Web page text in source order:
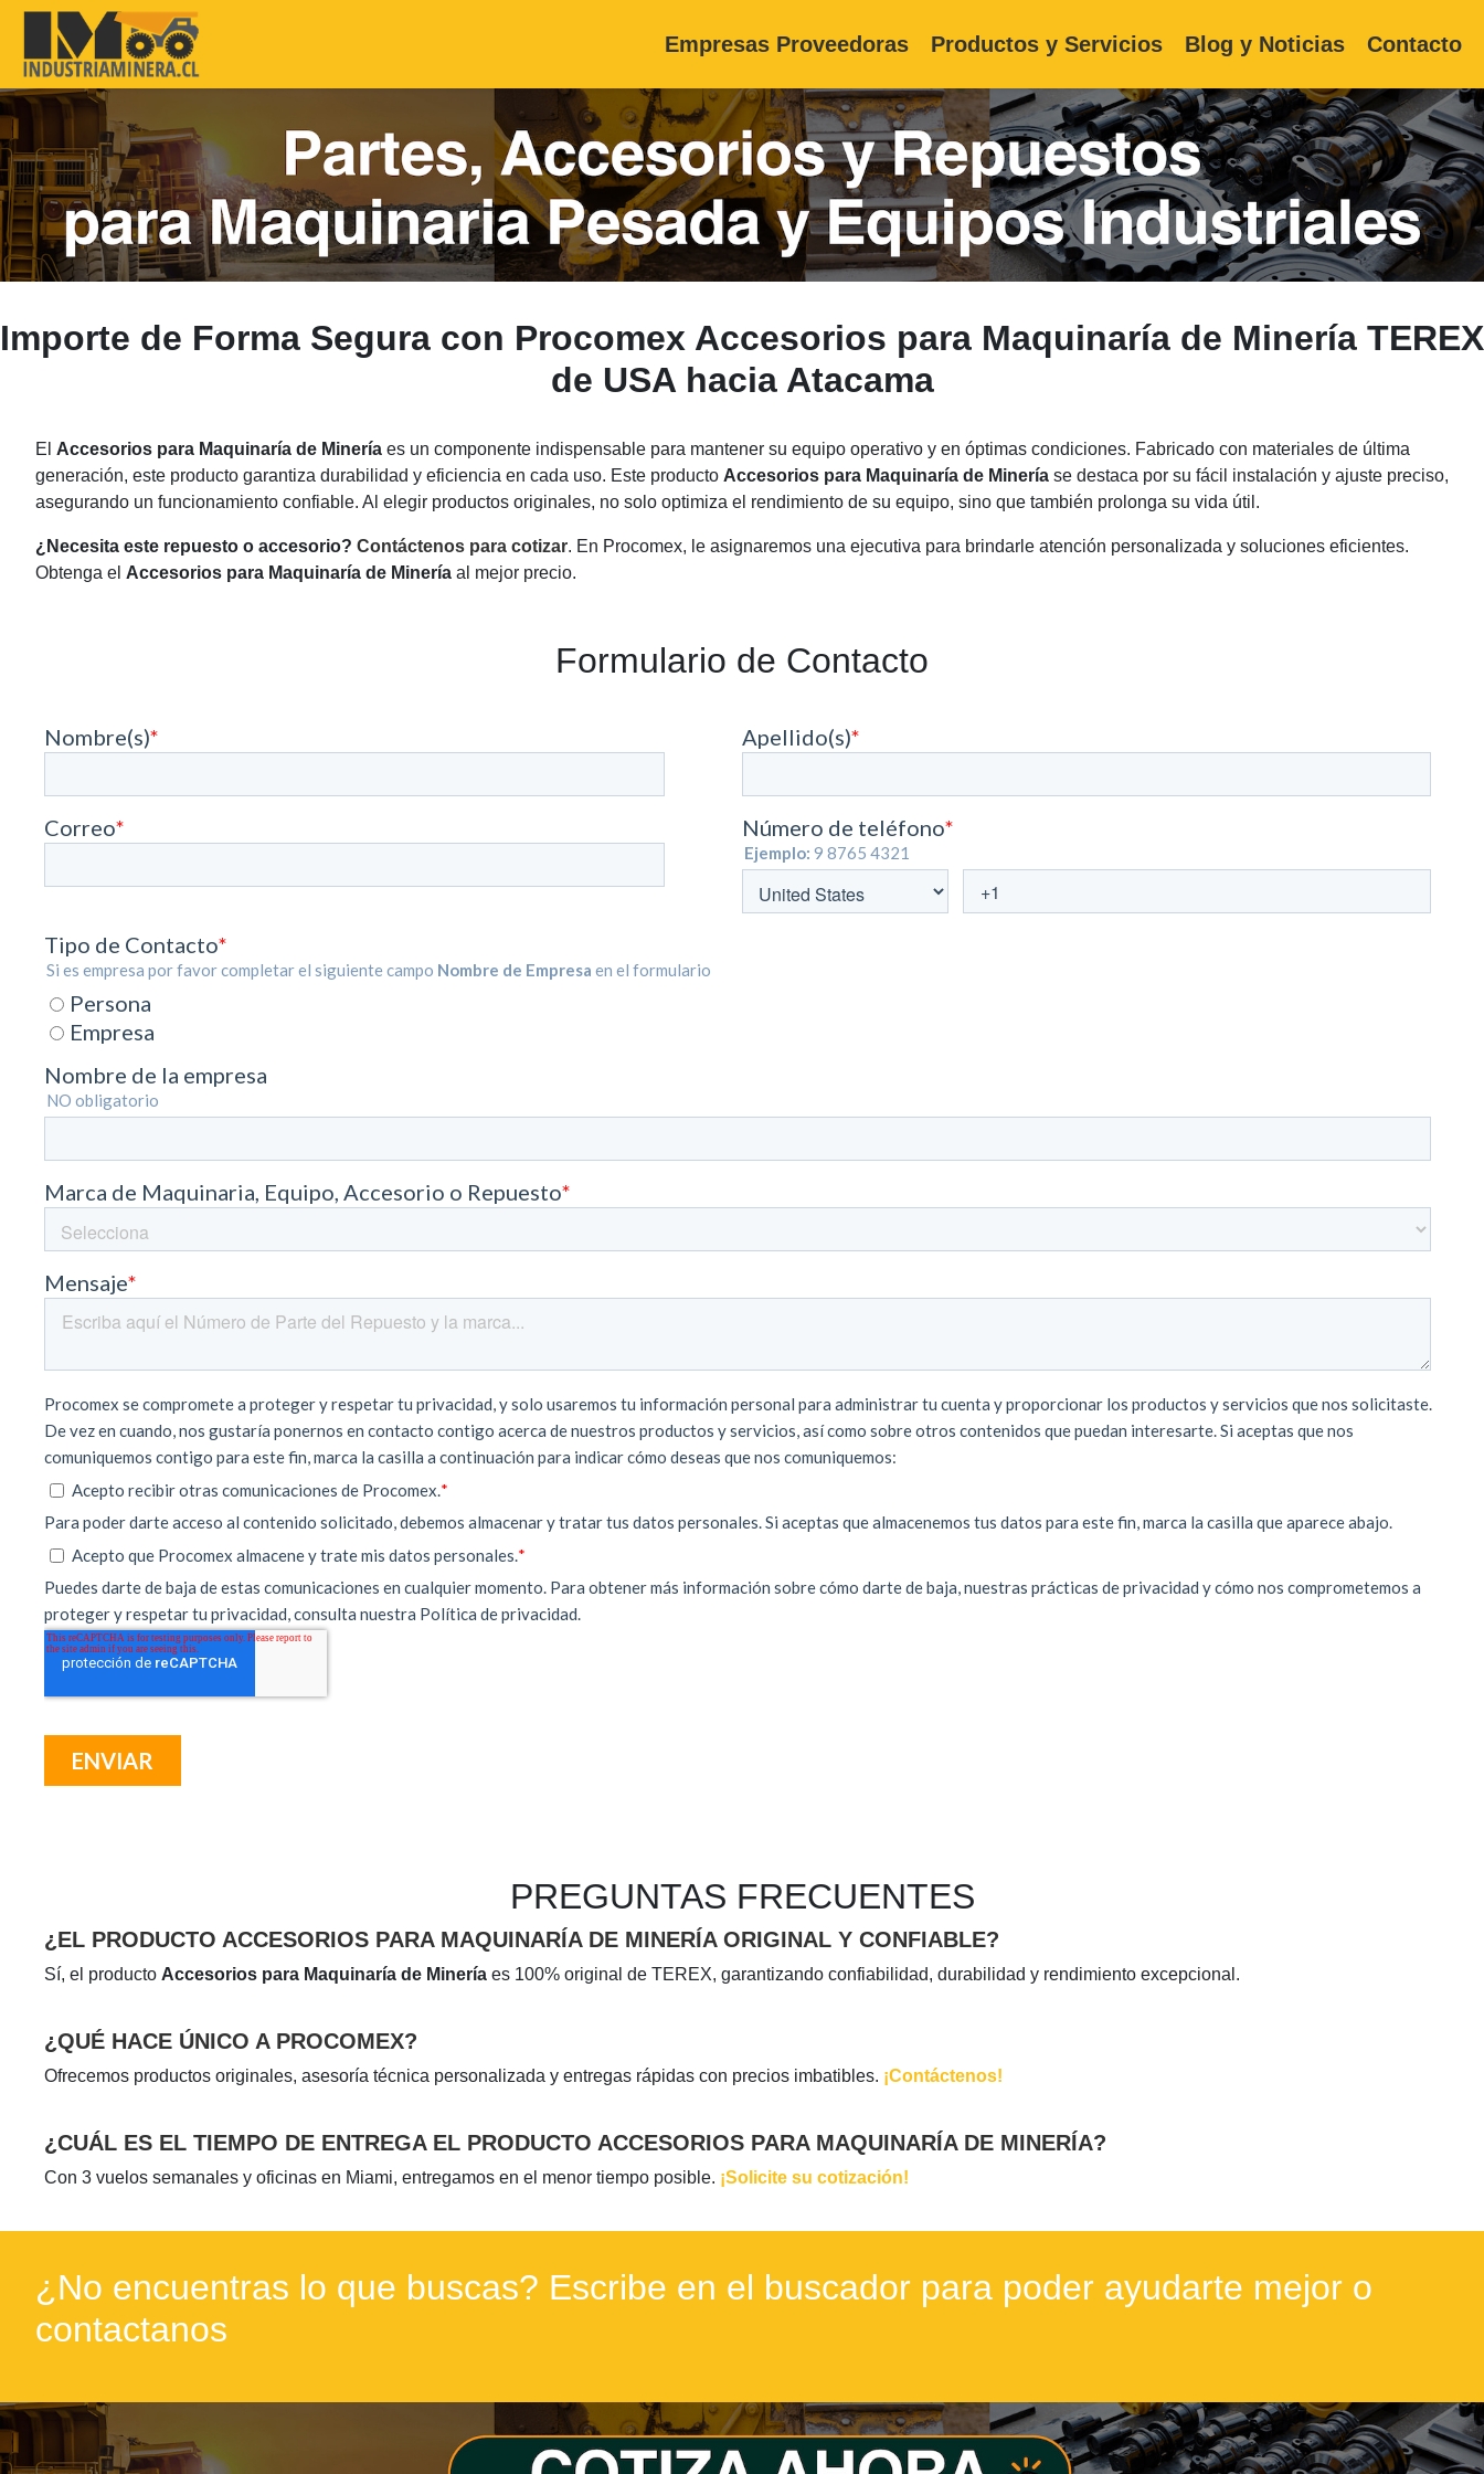
Empresas Proveedoras Productos y Servicios Blog y Noticias Contacto
Importe de Forma Segura con Procomex Accesorios para Maquinaría de Minería TEREX
de USA hacia Atacama
El Accesorios para Maquinaría de Minería es un componente indispensable para mantener su equipo operativo y en óptimas condiciones. Fabricado con materiales de última
generación, este producto garantiza durabilidad y eficiencia en cada uso. Este producto Accesorios para Maquinaría de Minería se destaca por su fácil instalación y ajuste preciso,
asegurando un funcionamiento confiable. Al elegir productos originales, no solo optimiza el rendimiento de su equipo, sino que también prolonga su vida útil.
¿Necesita este repuesto o accesorio? Contáctenos para cotizar. En Procomex, le asignaremos una ejecutiva para brindarle atención personalizada y soluciones eficientes.
Obtenga el Accesorios para Maquinaría de Minería al mejor precio.
Formulario de Contacto
PREGUNTAS FRECUENTES
¿EL PRODUCTO ACCESORIOS PARA MAQUINARÍA DE MINERÍA ORIGINAL Y CONFIABLE?
Sí, el producto Accesorios para Maquinaría de Minería es 100% original de TEREX, garantizando confiabilidad, durabilidad y rendimiento excepcional.
¿QUÉ HACE ÚNICO A PROCOMEX?
Ofrecemos productos originales, asesoría técnica personalizada y entregas rápidas con precios imbatibles. ¡Contáctenos!
¿CUÁL ES EL TIEMPO DE ENTREGA EL PRODUCTO ACCESORIOS PARA MAQUINARÍA DE MINERÍA?
Con 3 vuelos semanales y oficinas en Miami, entregamos en el menor tiempo posible. ¡Solicite su cotización!
¿No encuentras lo que buscas? Escribe en el buscador para poder ayudarte mejor o
contactanos